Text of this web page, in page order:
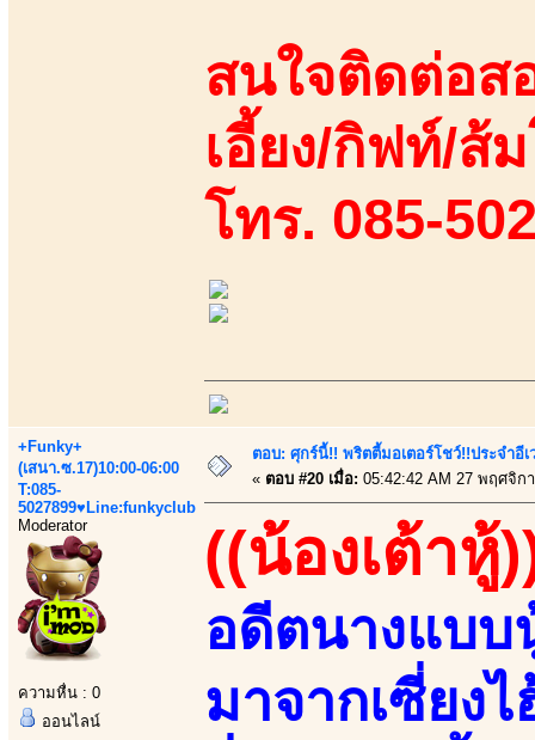
สนใจติดต่อส
เอี้ยง/กิฟท์/ส้
โทร. 085-
+Funky+
(เสนา.ซ.17)10:00-06:00
T:085-
5027899♥Line:funkyclub
Moderator
ความหื่น : 0
ออนไลน์
ตอบ: ศุกร์นี้!! พริตตี้มอเตอร์โชว์!!ประจำอี
« ตอบ #20 เมื่อ: 05:42:42 AM 27 พฤศจิก
((น้องเต้าหู้
อดีตนางแบบ
มาจากเซี่ยง